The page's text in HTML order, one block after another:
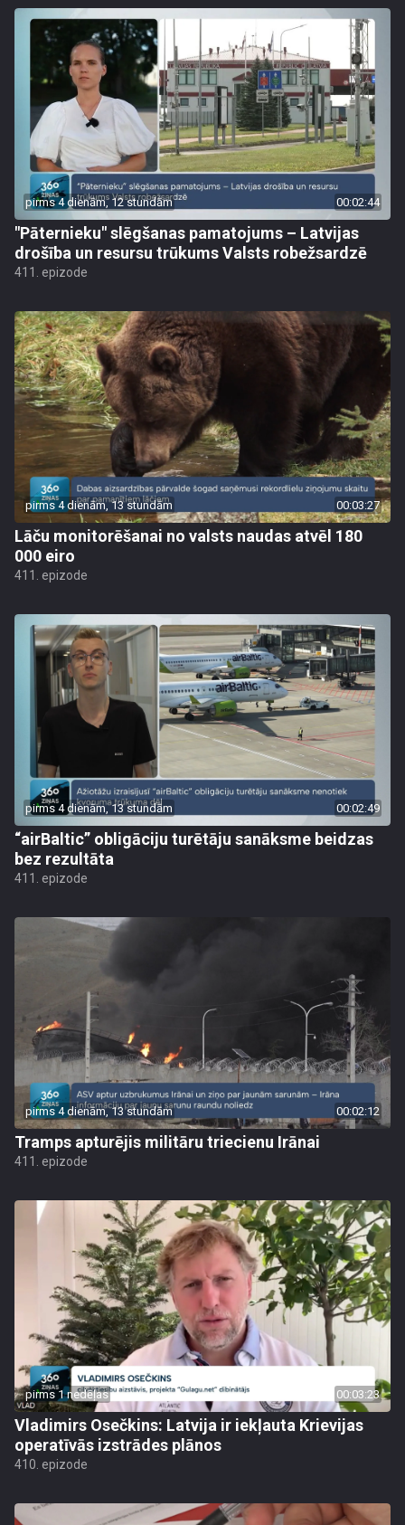
pirms 4 dienām, 12 stundām 00:02:44
"Pāternieku" slēgšanas pamatojums – Latvijas
drošība un resursu trūkums Valsts robežsardzē
411. epizode
pirms 4 dienām, 13 stundām 00:03:27
Lāču monitorēšanai no valsts naudas atvēl 180
000 eiro
411. epizode
pirms 4 dienām, 13 stundām 00:02:49
“airBaltic” obligāciju turētāju sanāksme beidzas
bez rezultāta
411. epizode
pirms 4 dienām, 13 stundām 00:02:12
Tramps apturējis militāru triecienu Irānai
411. epizode
pirms 1 nedēļas 00:03:23
Vladimirs Osečkins: Latvija ir iekļauta Krievijas
operatīvās izstrādes plānos
410. epizode